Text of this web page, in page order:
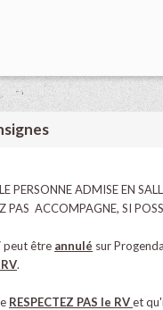
PERSONNEADMISE EN
PAS ACCOMPAGNE, SI
peut être annulé sur
.
RESPECTEZ PAS le RVet